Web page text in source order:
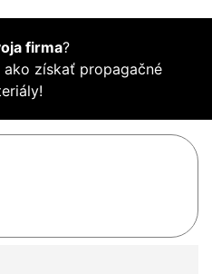
firma?
ako získať propagačné